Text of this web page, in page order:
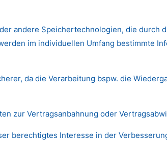
andere Speichertechnologien, die durch
im individuellen Umfang bestimmte
da die Verarbeitung bspw. die
zur Vertragsanbahnung oder
berechtigtes Interesse in der